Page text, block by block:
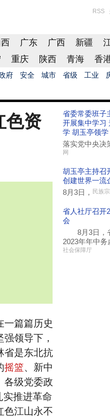
RSS
广东 广西 新疆
重庆 陕西 青海 香
府 安全 城市 省级 工业
色资
一篇篇历史
领导下，
省是东北抗
摇篮、新中
各级党委政
实推进革命
色江山永不
省委常委班子
开展集中学习
学 胡玉亭领学
落实党中央决
网
胡玉亭主持召
创建世界一流
8月3日， 民族
省人社厅召开
会
8月3日，
2023年年中务
社会保障厅